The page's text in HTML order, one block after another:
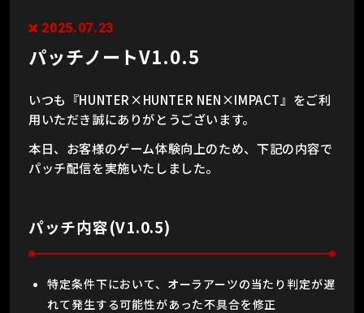
2025.07.23
パッチノートV1.0.5
いつも『HUNTER×HUNTER NEN×IMPACT』をご利
用いただき誠にありがとうございます。
本日、お客様のゲーム体験向上のため、下記の内容で
パッチ配信を実施いたしました。
パッチ内容(V1.0.5)
特定条件下において、オーラアーツの当たり判定が遅
れて発生する可能性があった不具合を修正